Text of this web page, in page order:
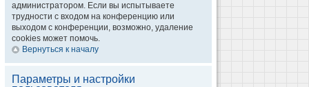
администратором. Если вы испытываете
трудности с входом на конференцию или
выходом с конференции, возможно, удаление
cookies может помочь.
Вернуться к началу
Параметры и настройки